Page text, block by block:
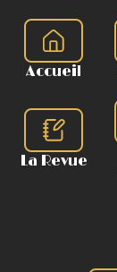
Accueil
La Revue